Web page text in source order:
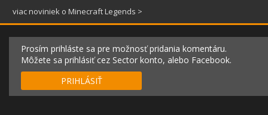
viac noviniek o Minecraft Legends >
Prosím prihláste sa pre možnosť pridania komentáru.
Môžete sa prihlásiť cez Sector konto, alebo Facebook.
PRIHLÁSIŤ